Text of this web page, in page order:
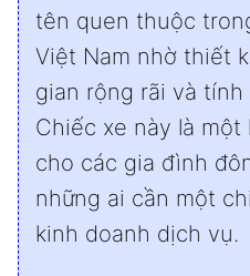
tên quen thuộc
Việt Nam nhờ thiết
gian rộng rãi và
Chiếc xe này là một
cho các gia đình
những ai cần một
kinh doanh dịch vụ.